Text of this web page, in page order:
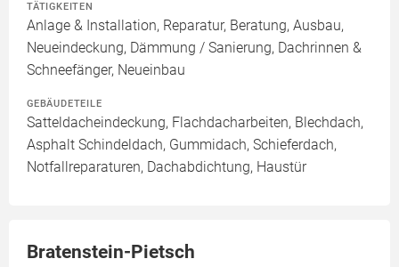
TÄTIGKEITEN
Anlage & Installation, Reparatur, Beratung, Ausbau,
Neueindeckung, Dämmung / Sanierung, Dachrinnen &
Schneefänger, Neueinbau
GEBÄUDETEILE
Satteldacheindeckung, Flachdacharbeiten, Blechdach,
Asphalt Schindeldach, Gummidach, Schieferdach,
Notfallreparaturen, Dachabdichtung, Haustür
Bratenstein-Pietsch